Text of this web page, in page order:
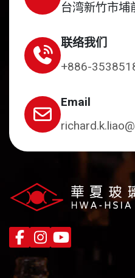
台湾新竹市埔
联络我们
+886-
Email